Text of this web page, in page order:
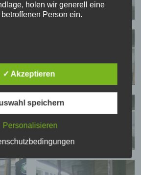
holen wir generell eine
Person ein.
Namens, der Anschrift, E-Mail-
und in
mit den für uns geltenden
Datenschutzbestimmungen.
möchte unser
Öffentlichkeit über Art, Umfang
Daten
werden betroffene Personen
aufgeklärt.
✓ Akzeptieren
speichern
Personalisieren